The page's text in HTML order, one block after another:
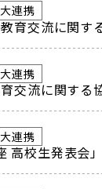
連携
育交流に関す
連携
交流に関する
連携
高校生発表会